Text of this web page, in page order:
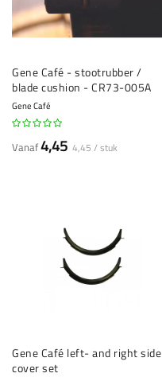
Gene Café - stootrubber /
blade cushion - CR73-005A
Gene Café
Vanaf4,45 4,45 / stuk
Gene Café left- and right side
cover set